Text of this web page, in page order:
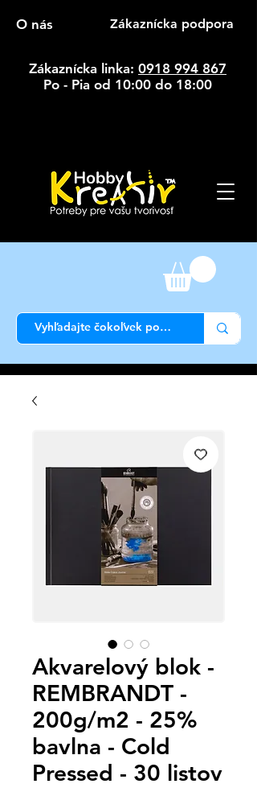
O nás Zákaznícka podpora
Zákaznícka linka: 0918 994 867
Po - Pia od 10:00 do 18:00
Akvarelový blok -
REMBRANDT -
200g/m2 - 25%
bavlna - Cold
Pressed - 30 listov